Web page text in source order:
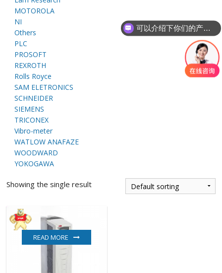
MOTOROLA
NI
Others
PLC
PROSOFT
REXROTH
Rolls Royce
SAM ELETRONICS
SCHNEIDER
SIEMENS
TRICONEX
Vibro-meter
WATLOW ANAFAZE
WOODWARD
YOKOGAWA
Showing the single result
READ MORE
可以介绍下你们的产品么